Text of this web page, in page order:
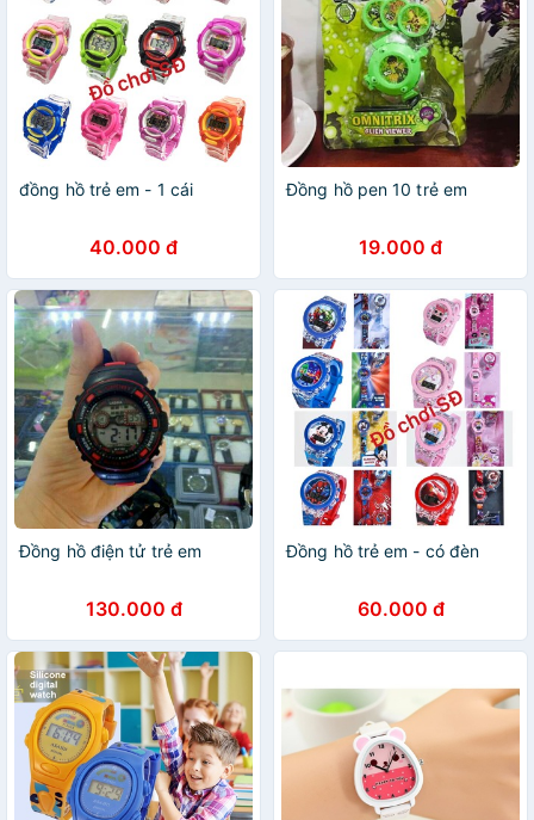
đồng hồ trẻ em - 1 cái
40.000 đ
Đồng hồ pen 10 trẻ em
19.000 đ
Đồng hồ điện tử trẻ em
130.000 đ
Đồng hồ trẻ em - có đèn
60.000 đ